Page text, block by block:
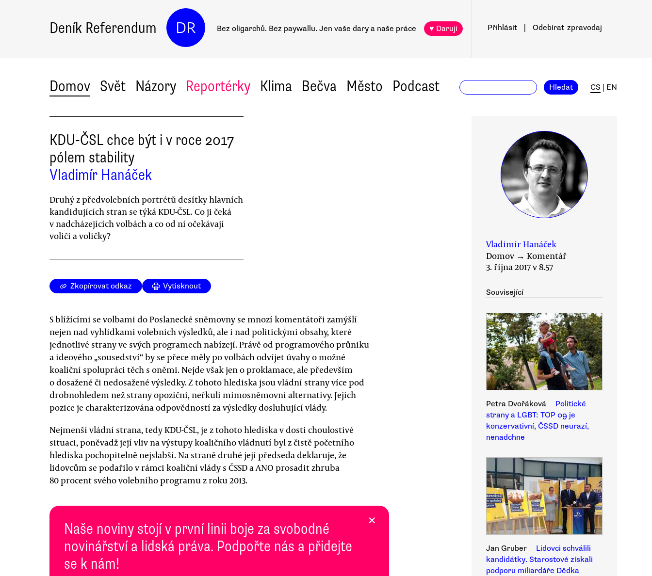
Deník Referendum DR Bez oligarchů. Bez paywallu. Jen vaše dary a naše práce ♥ Daruji Přihlásit Odebírat zpravodaj
Domov Svět Názory Reportérky Klima Bečva Město Podcast Hledat CS EN
KDU-ČSL chce být i v roce 2017
pólem stability
Vladimír Hanáček
Druhý z předvolebních portrétů desítky hlavních
kandidujících stran se týká KDU-ČSL. Co ji čeká
v nadcházejících volbách a co od ní očekávají
voliči a voličky?
Zkopírovat odkaz Vytisknout
S blížícími se volbami do Poslanecké sněmovny se mnozí komentátoři zamýšlí
nejen nad vyhlídkami volebních výsledků, ale i nad politickými obsahy, které
jednotlivé strany ve svých programech nabízejí. Právě od programového průniku
a ideového „sousedství“ by se přece měly po volbách odvíjet úvahy o možné
koaliční spolupráci těch s oněmi. Nejde však jen o proklamace, ale především
o dosažené či nedosažené výsledky. Z tohoto hlediska jsou vládní strany více pod
drobnohledem než strany opoziční, neřkuli mimosněmovní alternativy. Jejich
pozice je charakterizována odpovědností za výsledky dosluhující vlády.
Nejmenší vládní strana, tedy KDU-ČSL, je z tohoto hlediska v dosti choulostivé
situaci, poněvadž její vliv na výstupy koaličního vládnutí byl z čistě početního
hlediska pochopitelně nejslabší. Na straně druhé její předseda deklaruje, že
lidovcům se podařilo v rámci koaliční vlády s ČSSD a ANO prosadit zhruba
80 procent svého volebního programu z roku 2013.
Naše noviny stojí v první linii boje za svobodné
novinářství a lidská práva. Podpořte nás a přidejte
se k nám!
×
Vladimír Hanáček
Domov → Komentář
3. října 2017 v 8.57
Související
Petra Dvořáková
Politické
strany a LGBT: TOP 09 je
konzervativní, ČSSD neurazí,
nenadchne
Jan Gruber
Lidovci schválili
kandidátky. Starostové získali
podporu miliardáře Dědka